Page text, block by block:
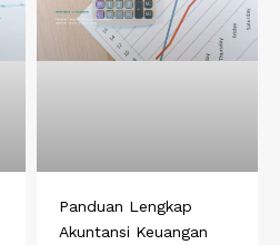
Panduan Lengkap
Akuntansi Keuangan